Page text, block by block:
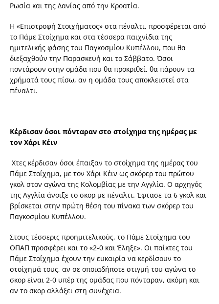
Ρωσία και της Δανίας από την Κροατία.
Η «Επιστροφή Στοιχήματος» στα πέναλτι, προσφέρεται από
το Πάμε Στοίχημα και στα τέσσερα παιχνίδια της
ημιτελικής φάσης του Παγκοσμίου Κυπέλλου, που θα
διεξαχθούν την Παρασκευή και το Σάββατο. Όσοι
ποντάρουν στην ομάδα που θα προκριθεί, θα πάρουν τα
χρήματά τους πίσω, αν η ομάδα τους αποκλειστεί στα
πέναλτι.
Κέρδισαν όσοι πόνταραν στο στοίχημα της ημέρας με
τον Χάρι Κέιν
Χτες κέρδισαν όσοι έπαιξαν το στοίχημα της ημέρας του
Πάμε Στοίχημα, με τον Χάρι Κέιν ως σκόρερ του πρώτου
γκολ στον αγώνα της Κολομβίας με την Αγγλία. Ο αρχηγός
της Αγγλία άνοιξε το σκορ με πέναλτι. Έφτασε τα 6 γκολ και
βρίσκεται στην πρώτη θέση του πίνακα των σκόρερ του
Παγκοσμίου Κυπέλλου.
Στους τέσσερις προημιτελικούς, το Πάμε Στοίχημα του
ΟΠΑΠ προσφέρει και το «2-0 και Έληξε». Οι παίκτες του
Πάμε Στοίχημα έχουν την ευκαιρία να κερδίσουν το
στοίχημά τους, αν σε οποιαδήποτε στιγμή του αγώνα το
σκορ είναι 2-0 υπέρ της ομάδας που πόνταραν, ακόμη και
αν το σκορ αλλάξει στη συνέχεια.